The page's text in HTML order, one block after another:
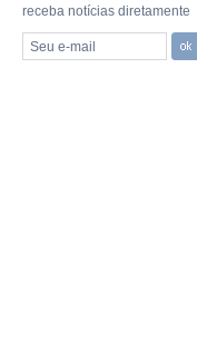
receba notícias diretamente
Seu e-mail